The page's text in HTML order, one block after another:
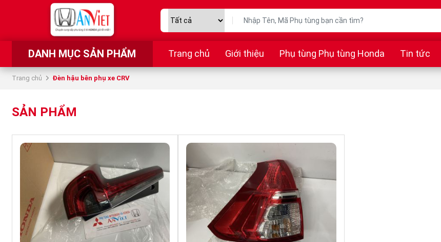
DANH MỤC SẢN PHẨM Trang chủ Giới thiệu Phụ tùng Phụ tùng Honda Tin tức
Trang chủ Đèn hậu bên phụ xe CRV
SẢN PHẨM